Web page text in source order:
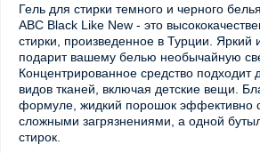
Гель для стирки темного и черного
ABC Black Like New - это
стирки, произведенное в Турции.
подарит вашему белью необычайную
Концентрированное средство подходит
видов тканей, включая детские вещи.
формуле, жидкий порошок эффективно
сложными загрязнениями, а одной
стирок.